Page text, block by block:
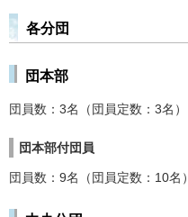
各分団
団本部
団員数：3名（団員定数：3名）
団本部付団員
団員数：9名（団員定数：10名）